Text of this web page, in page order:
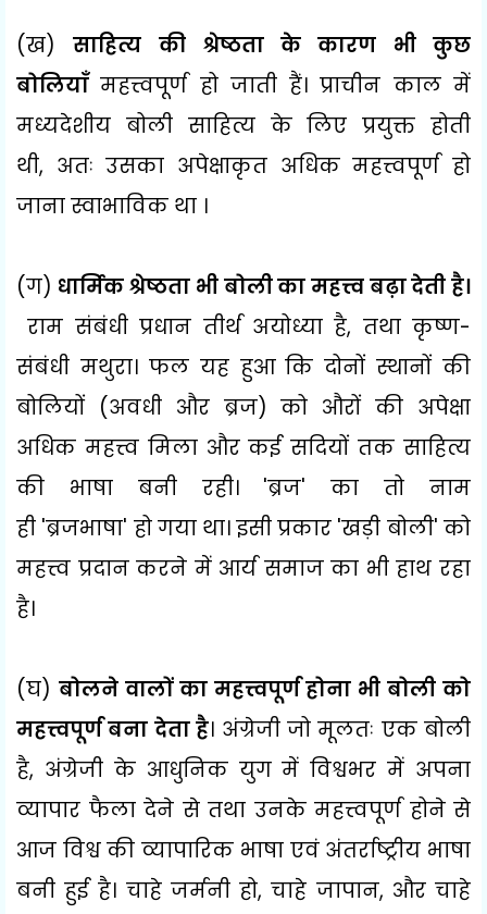
(ख)साहित्य की श्रेष्ठता के कारण भी कुछ
बोलियाँमहत्त्वपूर्ण हो जाती हैं। प्राचीन काल में
मध्यदेशीय बोली साहित्य के लिए प्रयुक्त होती
थी, अतः उसका अपेक्षाकृत अधिक महत्त्वपूर्ण हो
जाना स्वाभाविक था ।
(ग) धार्मिक श्रेष्ठता भी बोली का महत्त्व बढ़ा देती है।
राम संबंधी प्रधान तीर्थ अयोध्या है, तथा कृष्ण-
संबंधी मथुरा। फल यह हुआ कि दोनों स्थानों की
बोलियों (अवधी और ब्रज) को औरों की अपेक्षा
अधिक महत्त्व मिला और कई सदियों तक साहित्य
की भाषा बनी रही। 'ब्रज'का तो नाम
ही 'ब्रजभाषा' हो गया था। इसी प्रकार 'खड़ी बोली'को
महत्त्व प्रदान करने में आर्य समाज का भी हाथ रहा
है।
(घ) बोलने वालों का महत्त्वपूर्ण होना भी बोली को
महत्त्वपूर्ण बना देता है। अंग्रेजी जो मूलतः एक बोली
है, अंग्रेजी के आधुनिक युग में विश्वभर में अपना
व्यापार फैला देने से तथा उनके महत्त्वपूर्ण होने से
आज विश्व की व्यापारिक भाषा एवं अंतर्राष्ट्रीय भाषा
बनी हुई है। चाहे जर्मनी हो,चाहे जापान, और चाहे